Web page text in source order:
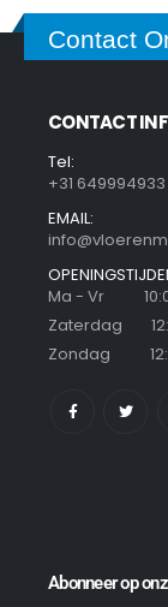
Contact
CONTACT
Tel:
+31 649994933
EMAIL:
Ma - Vr
Zaterdag
Zondag
Abonneer op